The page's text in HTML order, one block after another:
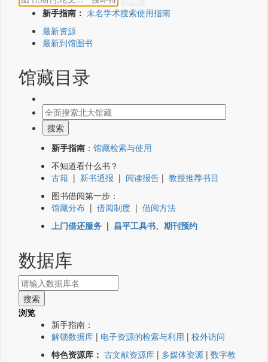
新手指南： 未名学术搜索使用指南
最新资源
最新到馆图书
馆藏目录
新手指南 ： 馆藏检索与使用
不知道看什么书？
古籍 | 新书通报 | 阅读报告 | 教授推荐书目
图书借阅第一步：
馆藏分布 | 借阅制度 | 借阅方法
上门借还服务 | 昌平工具书、期刊预约
数据库
浏览
新手指南：
解锁数据库 | 电子资源的检索与利用 | 校外访问
特色资源库： 古文献资源库 | 多媒体资源 | 数字教